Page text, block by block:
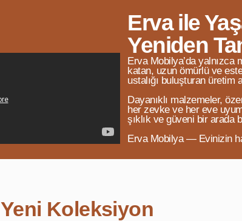
Erva ile
Yeniden
Erva Mobilya’da yalnızca
katan, uzun ömürlü ve
ustalığı buluşturan üretim
Dayanıklı malzemeler,
her zevke ve her eve
şıklık ve güveni bir arada
Erva Mobilya — Evinizin
Yeni Koleksiyon